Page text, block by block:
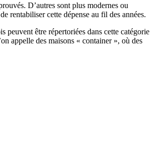
D’autres sont plus modernes ou
rentabiliser cette dépense au fil des années.
peuvent être répertoriées dans cette catégorie
appelle des maisons « container », où des